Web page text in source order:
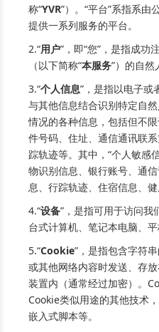
称“YVR”）。“平台”系指系由
提供一系列服务的平台。
2.“用户”，即“您”，是指成功
（以下简称“本服务”）的自然
3.“个人信息”，是指以电子或
与其他信息结合识别特定自
情况的各种信息，包括但不
件号码、住址、通信通讯联
踪轨迹等。其中，“个人敏感
物识别信息、银行账号、通
息、行踪轨迹、住宿信息、
4.“设备”，是指可用于访问我
台式计算机、笔记本电脑、平
5.“Cookie”，是指包含字符
或其他网络内容时发送、存
装置内（通常经过加密）。
Cookie类似用途的其他技术
嵌入式脚本等。